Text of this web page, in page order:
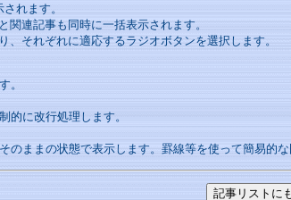
れます。
関連記事も同時に一括表示されます。
それぞれに適応するラジオボタンを選択します。
。
的に改行処理します。
のままの状態で表示します。罫線等を使って簡易的